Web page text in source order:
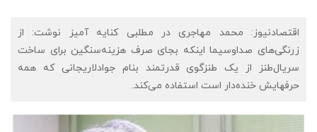
اقتصادنیوز: محمد مهاجری در مطلبی کنایه آمیز نوشت: ‌از
زرنگی‌های ‎صداوسیما اینکه بجای صرف هزینه‌سنگین برای ساخت
‎سریال‌طنز از یک طنزگوی قدرتمند بنام ‎جوادلاریجانی که همه
حرفهایش خنده‌دار است استفاده می‌کند.